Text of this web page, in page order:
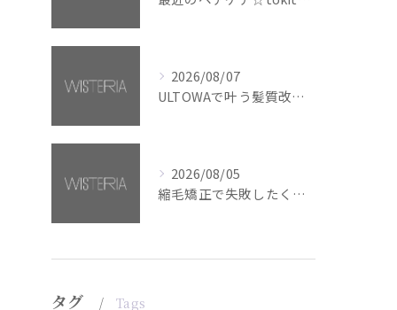
2026/08/07
ULTOWAで叶う髪質改善美髪カラー【銀座・美容室WISTERIA】
2026/08/05
縮毛矯正で失敗したくない方へ【銀座・美容室WISTERIA】
タグ Tags